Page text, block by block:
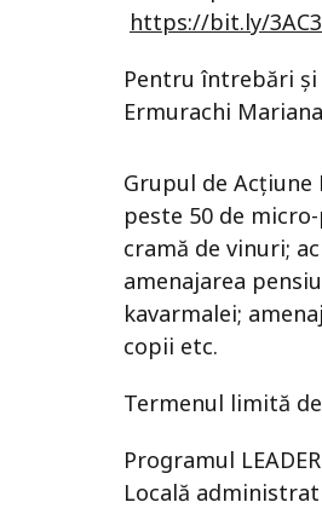
https://bit.ly/
Pentru întrebări și
Ermurachi
Grupul de Acțiune
peste 50 de
cramă de vinuri;
amenajarea
kavarmalei;
copii etc.
Termenul limită
Programul
Locală